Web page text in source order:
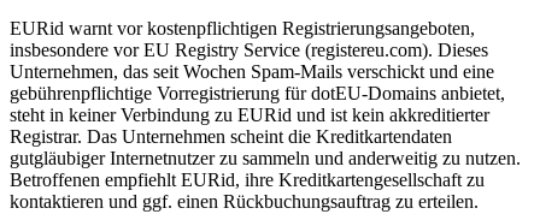
EURid warnt vor kostenpflichtigen Registrierungsangeboten,
insbesondere vor EU Registry Service (registereu.com). Dieses
Unternehmen, das seit Wochen Spam-Mails verschickt und eine
gebührenpflichtige Vorregistrierung für dotEU-Domains anbietet,
steht in keiner Verbindung zu EURid und ist kein akkreditierter
Registrar. Das Unternehmen scheint die Kreditkartendaten
gutgläubiger Internetnutzer zu sammeln und anderweitig zu nutzen.
Betroffenen empfiehlt EURid, ihre Kreditkartengesellschaft zu
kontaktieren und ggf. einen Rückbuchungsauftrag zu erteilen.